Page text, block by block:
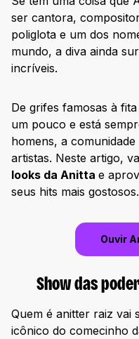
ser cantora,
poliglota e um dos
mundo, a diva ainda
incríveis.
De grifes famosas à
um pouco e está
homens, a
artistas. Neste artigo,
looks da Anitta e
seus hits mais
Ouvir
Show das
Quem é anitter raiz vai
icônico do comecinho